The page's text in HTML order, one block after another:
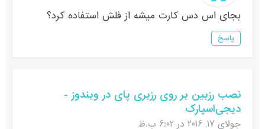
بجای اس دس کارت میشه از فلش استفاده کرد؟
پاسخ
نصب رزبین بر روی رزبری پای در ویندوز -
دیجی‌اسپارک
جولای 17, 2016 در 6:02 ب.ظ